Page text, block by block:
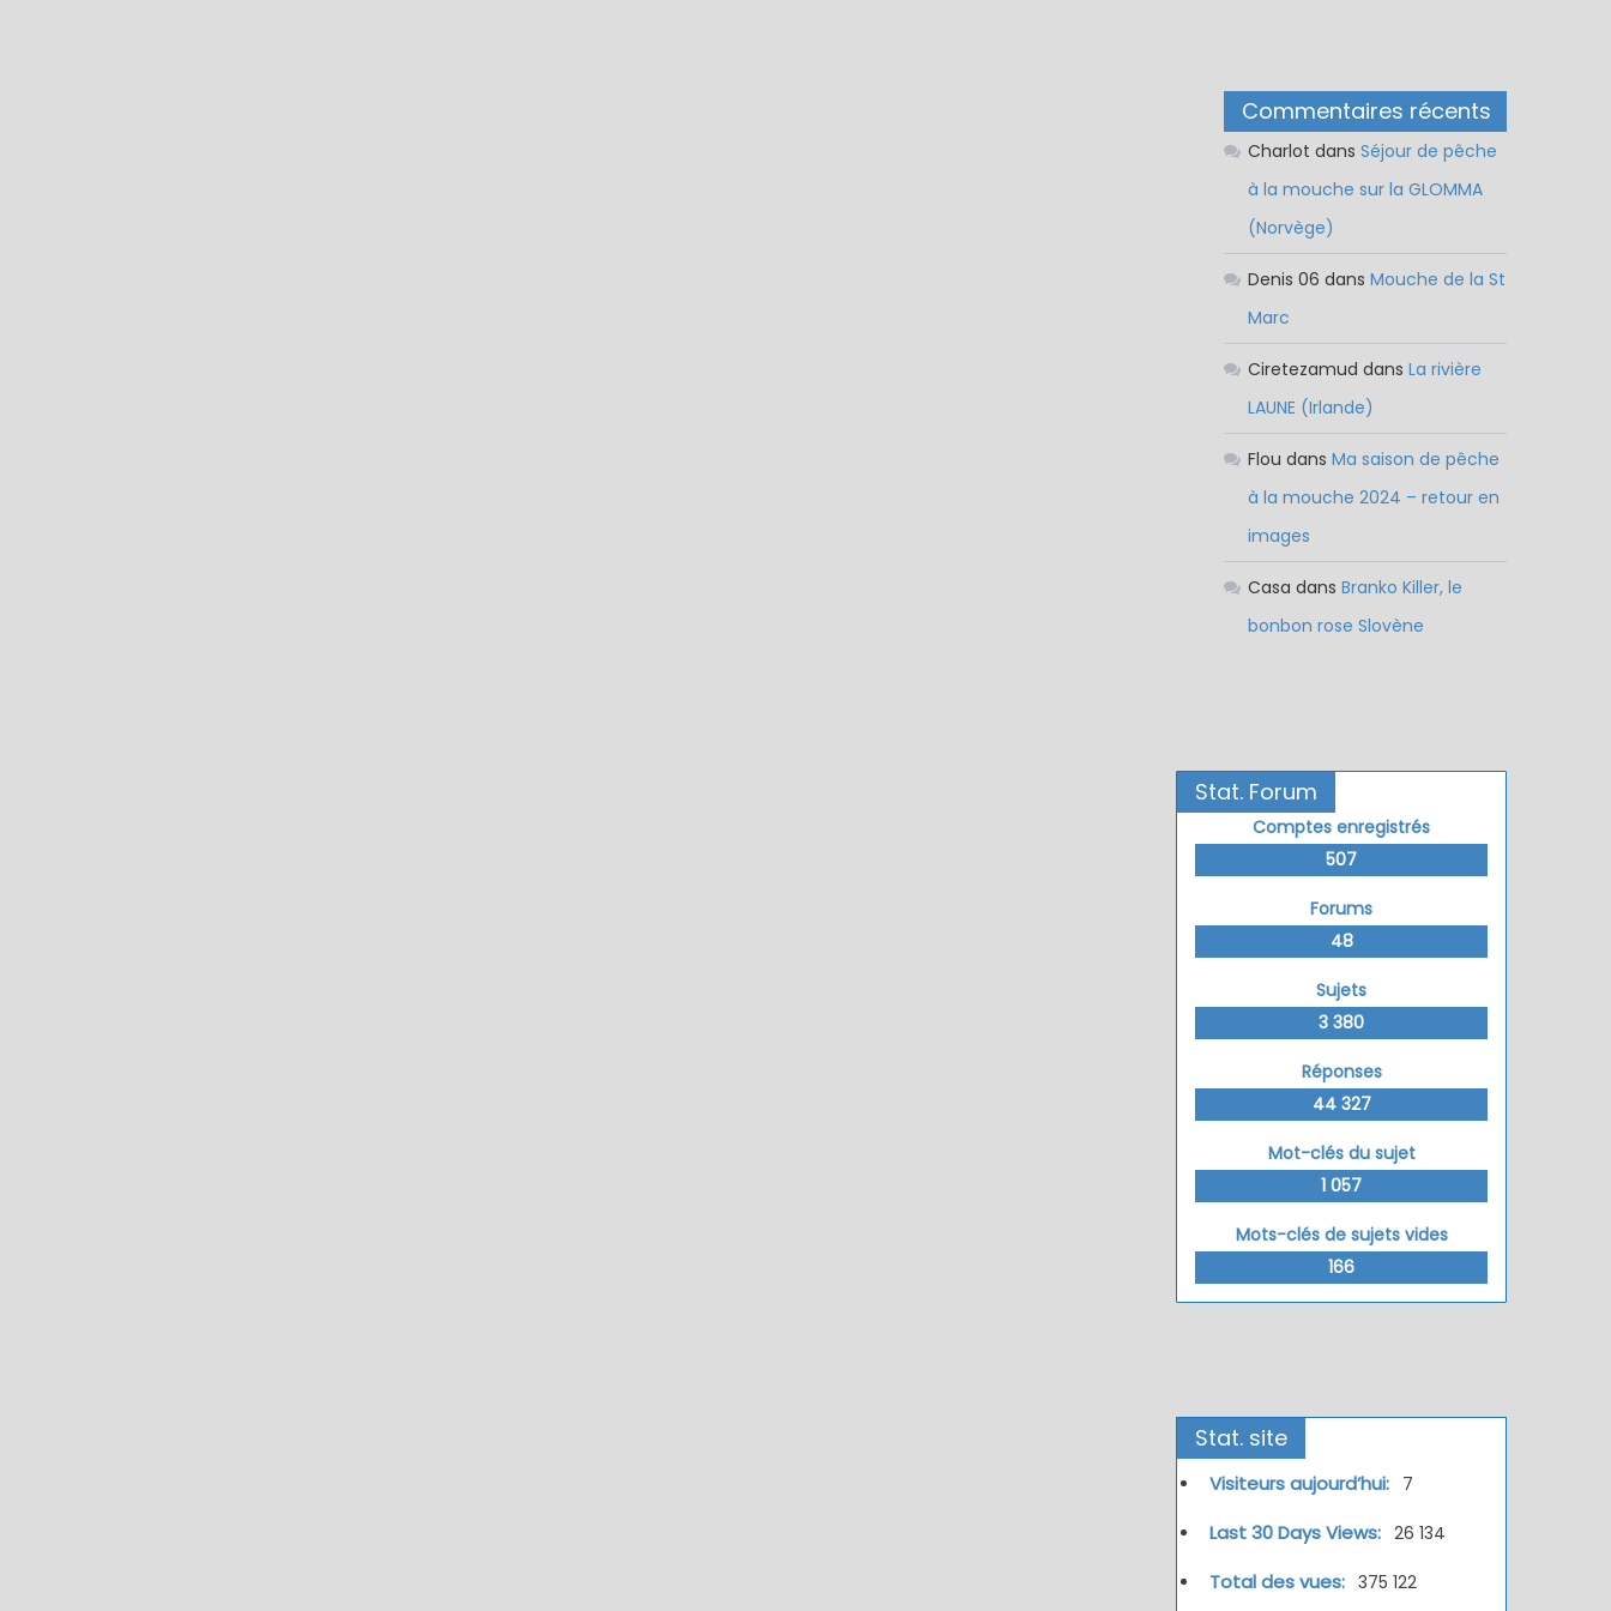
Commentaires récents
Charlot dansSéjour de pêche
à la mouche sur la GLOMMA
(Norvège)
Denis 06 dansMouche de la St
Marc
Ciretezamud dansLa rivière
LAUNE (Irlande)
Flou dansMa saison de pêche
à la mouche 2024 – retour en
images
Casa dansBranko Killer, le
bonbon rose Slovène
Stat. Forum
Comptes enregistrés
507
Forums
48
Sujets
3 380
Réponses
44 327
Mot-clés du sujet
1 057
Mots-clés de sujets vides
166
Stat. site
Visiteurs aujourd’hui: 7
Last 30 Days Views: 26 134
Total des vues: 375 122